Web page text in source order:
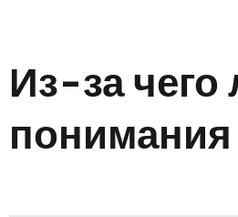
Из-за чего
понимания